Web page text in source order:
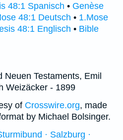
48:1 Spanisch • Genèse
48:1 Deutsch • 1.Mose
48:1 Englisch • Bible
Neuen Testaments, Emil
Weizäcker - 1899
of Crosswire.org, made
by Michael Bolsinger.
· Salzburg ·